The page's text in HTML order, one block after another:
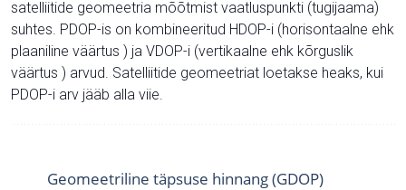
satelliitide geomeetria mõõtmist vaatluspunkti (tugijaama)
suhtes. PDOP-is on kombineeritud HDOP-i (horisontaalne ehk
plaaniline väärtus ) ja VDOP-i (vertikaalne ehk kõrguslik
väärtus ) arvud. Satelliitide geomeetriat loetakse heaks, kui
PDOP-i arv jääb alla viie.
Geomeetriline täpsuse hinnang (GDOP)